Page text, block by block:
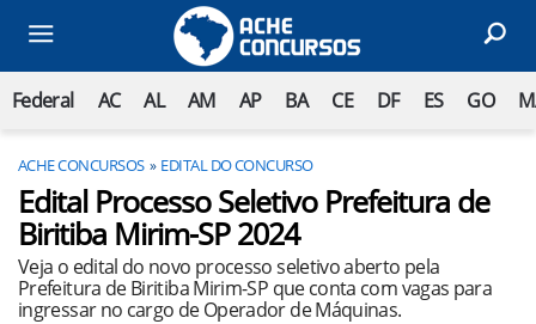
Federal AC AL AM AP BA CE DF ES GO
ACHE CONCURSOS EDITAL DO CONCURSO
Edital Processo Seletivo Prefeitura de
Biritiba Mirim-SP 2024
Veja o edital do novo processo seletivo aberto pela
Prefeitura de Biritiba Mirim-SP que conta com vagas para
ingressar no cargo de Operador de Máquinas.